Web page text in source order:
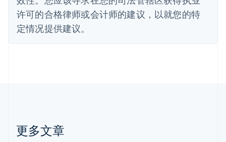
许可的合格律师或会计师的建议，以就您的特
定情况提供建议。
更多文章
芬兰
EnglishSvenska
荷兰
加拿大
立陶宛
English